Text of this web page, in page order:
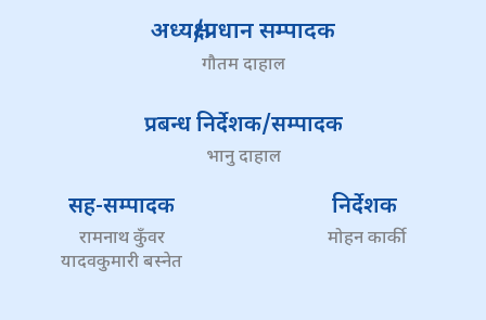
अध्यक्ष/प्रधान सम्पादक
गौतम दाहाल
प्रबन्ध निर्देशक/सम्पादक
भानु दाहाल
सह-सम्पादक
रामनाथ कुँवर
यादवकुमारी बस्नेत
निर्देशक
मोहन कार्की